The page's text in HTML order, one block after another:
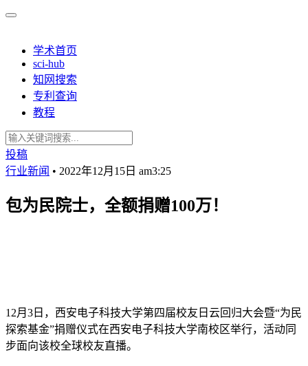
学术首页
sci-hub
知网搜索
专利查询
教程
投稿
行业新闻 • 2022年12月15日 am3:25
包为民院士，全额捐赠100万！
12月3日，西安电子科技大学第四届校友日云回归大会暨“为民
探索基金”捐赠仪式在西安电子科技大学南校区举行，活动同
步面向该校全球校友直播。